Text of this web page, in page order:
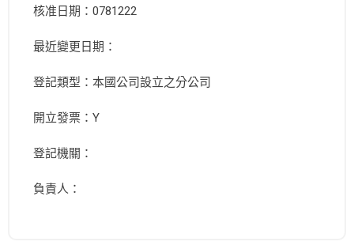
核准日期：0781222
最近變更日期：
登記類型：本國公司設立之分公司
開立發票：Y
登記機關：
負責人：